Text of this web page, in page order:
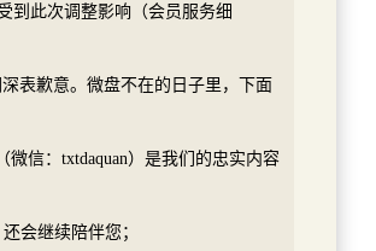
到此次调整影响（会员服务细
表歉意。微盘不在的日子里，下面
信：txtdaquan）是我们的忠实内容
会继续陪伴您；